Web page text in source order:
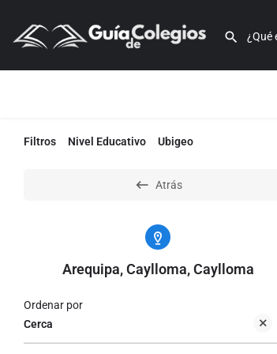
Filtros Nivel Educativo Ubigeo
Atrás
Arequipa, Caylloma, Caylloma
Cerca
Ordenar por